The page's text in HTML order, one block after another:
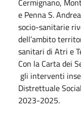
e Penna S.
socio-sanitarie
dell’ambito
sanitari di Atri e
Con la Carta dei
gli interventi
Distrettuale
2023-2025.